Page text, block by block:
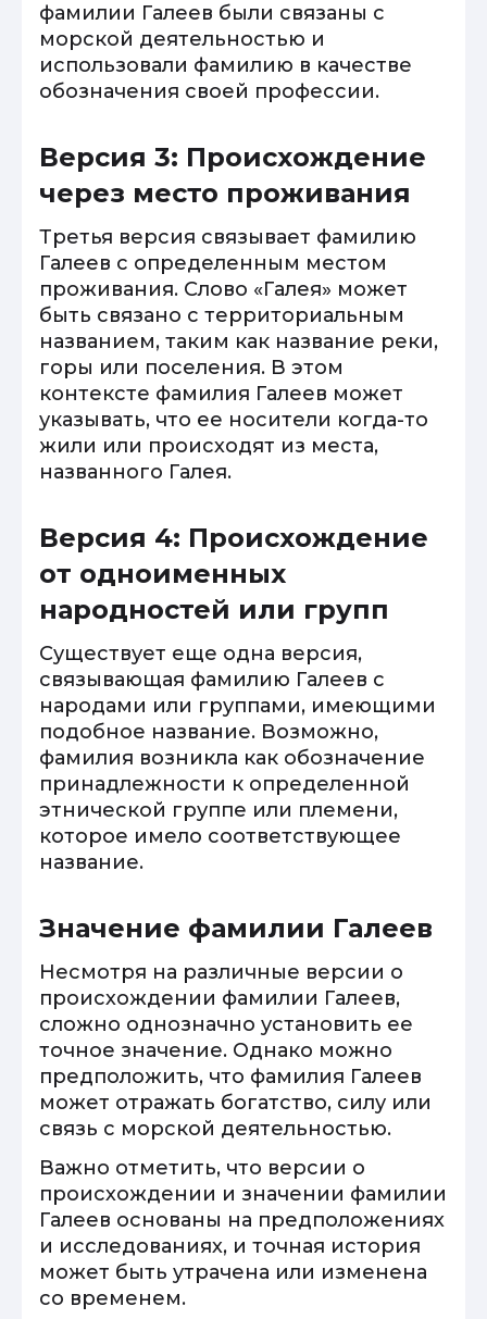
фамилии Галеев были связаны с
морской деятельностью и
использовали фамилию в качестве
обозначения своей профессии.
Версия 3: Происхождение
через место проживания
Третья версия связывает фамилию
Галеев с определенным местом
проживания. Слово «Галея» может
быть связано с территориальным
названием, таким как название реки,
горы или поселения. В этом
контексте фамилия Галеев может
указывать, что ее носители когда-то
жили или происходят из места,
названного Галея.
Версия 4: Происхождение
от одноименных
народностей или групп
Существует еще одна версия,
связывающая фамилию Галеев с
народами или группами, имеющими
подобное название. Возможно,
фамилия возникла как обозначение
принадлежности к определенной
этнической группе или племени,
которое имело соответствующее
название.
Значение фамилии Галеев
Несмотря на различные версии о
происхождении фамилии Галеев,
сложно однозначно установить ее
точное значение. Однако можно
предположить, что фамилия Галеев
может отражать богатство, силу или
связь с морской деятельностью.
Важно отметить, что версии о
происхождении и значении фамилии
Галеев основаны на предположениях
и исследованиях, и точная история
может быть утрачена или изменена
со временем.